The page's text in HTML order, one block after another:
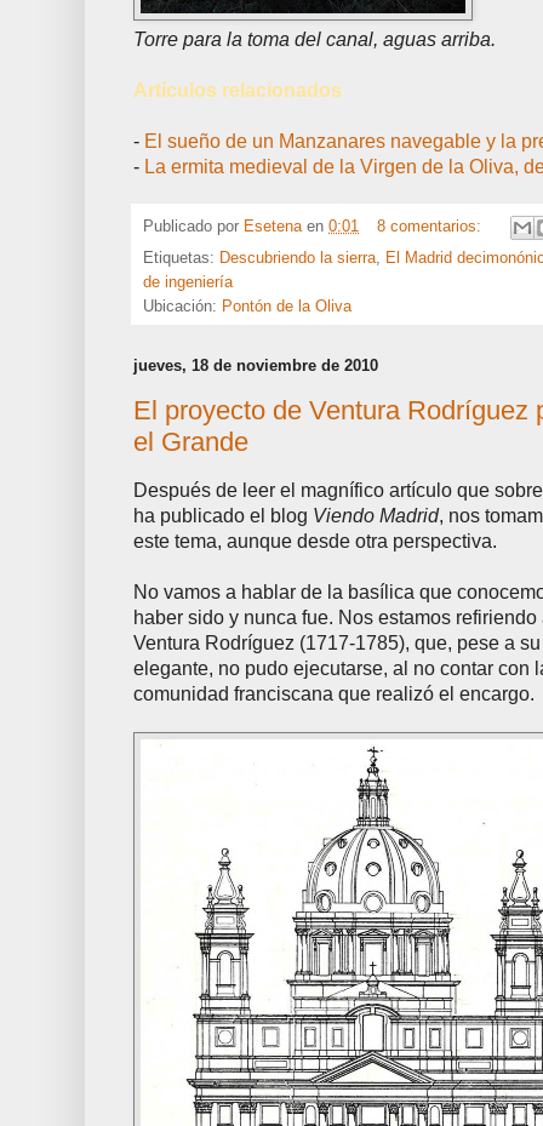
Torre para la toma del canal, aguas arriba.
Artículos relacionados
- El sueño de un Manzanares navegable y la
- La ermita medieval de la Virgen de la Oliva,
Publicado por Esetena en 0:01
8 comentarios:
Etiquetas: Descubriendo la sierra, El Madrid
de ingeniería
Ubicación: Pontón de la Oliva
jueves, 18 de noviembre de 2010
El proyecto de Ventura Rodríguez
el Grande
Después de leer el magnífico artículo que
ha publicado el blog Viendo Madrid, nos
este tema, aunque desde otra perspectiva.
No vamos a hablar de la basílica que
haber sido y nunca fue. Nos estamos
Ventura Rodríguez (1717-1785), que, pese a
elegante, no pudo ejecutarse, al no contar con
comunidad franciscana que realizó el encargo.